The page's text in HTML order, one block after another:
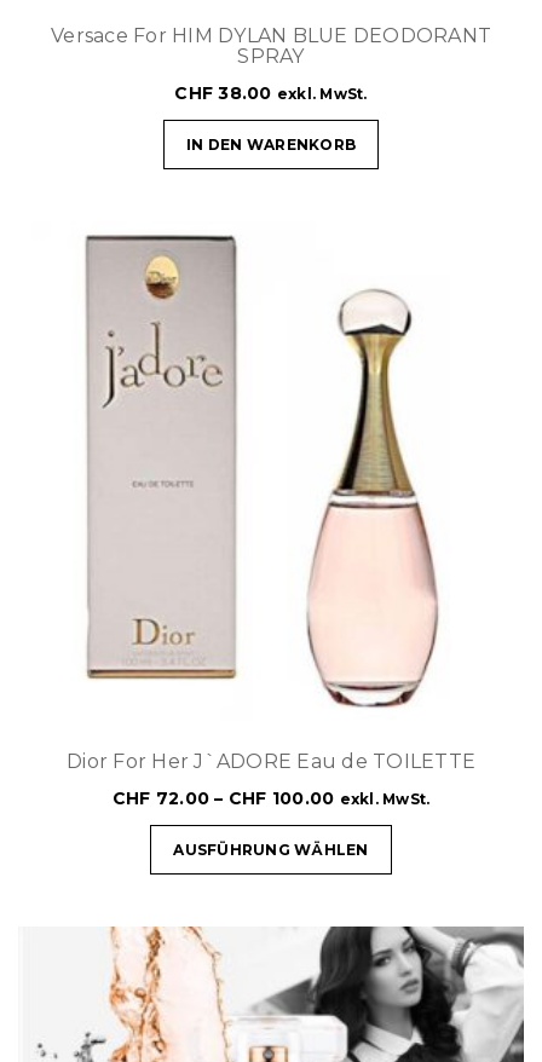
Versace For HIM DYLAN BLUE DEODORANT
SPRAY
CHF 38.00 exkl. MwSt.
IN DEN WARENKORB
Dior For Her J`ADORE Eau de TOILETTE
CHF 72.00 – CHF 100.00 exkl. MwSt.
AUSFÜHRUNG WÄHLEN